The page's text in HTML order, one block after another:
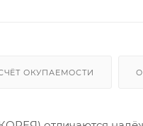
ОКУПАЕМОСТИ